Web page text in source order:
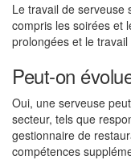
Le travail de serveuse
compris les soirées et
prolongées et le
Peut-on
Oui, une serveuse
secteur, tels que
gestionnaire de
compétences